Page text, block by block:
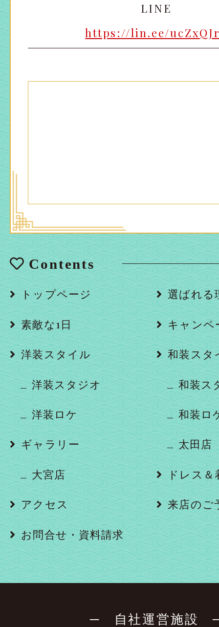
LINE
https://lin.ee/
Contents
トップページ 選ばれる
素敵な1日 キャンペ
洋装スタイル
洋装スタジオ
洋装ロケ
和装スタ
和装ス
和装ロ
ギャラリー 太田店
大宮店 ドレス＆
アクセス 来店のご
お問合せ・資料請求
─ 自社運営施設